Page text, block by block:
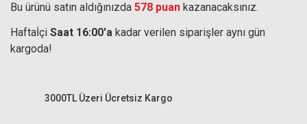
Bu ürünü satın aldığınızda 578 puan kazanacaksınız.
Haftaİçi Saat 16:00'a kadar verilen siparişler aynı gün
kargoda!
3000TL Üzeri Ücretsiz Kargo